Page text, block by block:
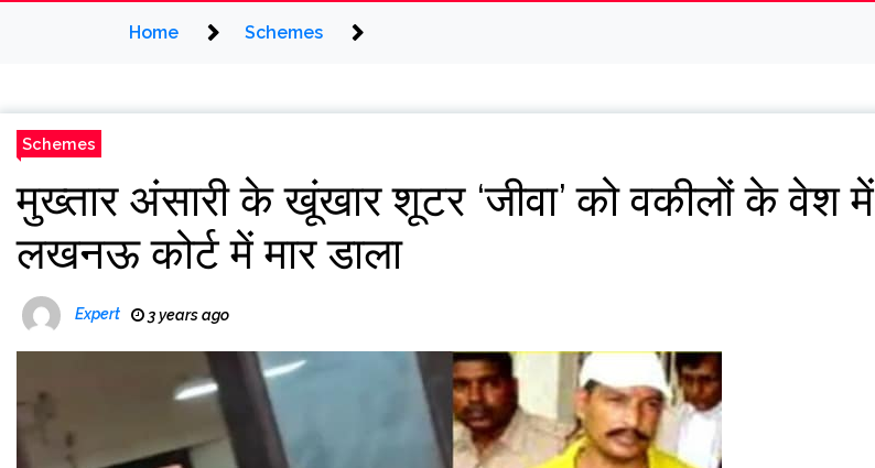
Home Schemes
Schemes
मुख्तार अंसारी के खूंखार शूटर ‘जीवा’ को वकीलों के वेश में
लखनऊ कोर्ट में मार डाला
Expert 3 years ago